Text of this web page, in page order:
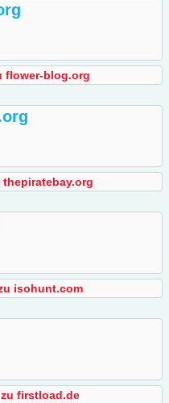
flower-blog.org
isohunt.com
firstload.de